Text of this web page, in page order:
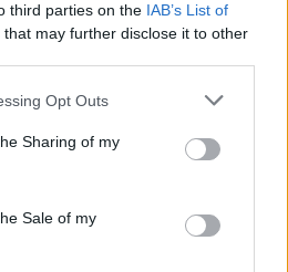
third parties on the IAB’s List of
that may further disclose it to other
Opt Outs
Sharing of my
Sale of my
Rescaldina arriva
avventure e giochi